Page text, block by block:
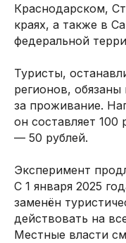
Краснодарском,
краях, а также в
федеральной
Туристы,
регионов,
за проживание.
он составляет 100
— 50 рублей.
Эксперимент
С 1 января 2025
заменён
действовать на
Местные власти